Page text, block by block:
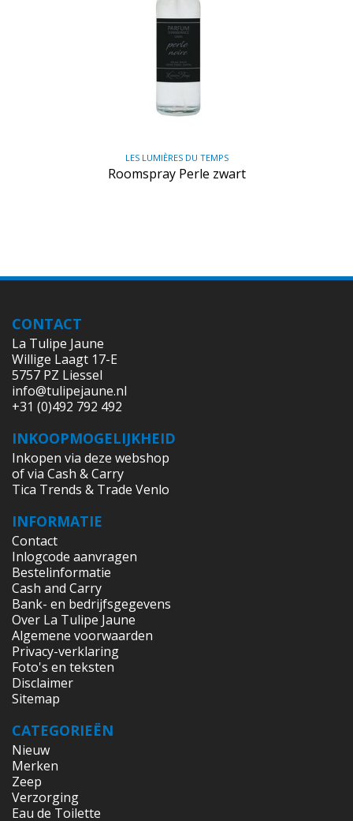
LES LUMIÈRES DU TEMPS
Roomspray Perle zwart
CONTACT
La Tulipe Jaune
Willige Laagt 17-E
5757 PZ Liessel
info@tulipejaune.nl
+31 (0)492 792 492
INKOOPMOGELIJKHEID
Inkopen via deze webshop
of via Cash & Carry
Tica Trends & Trade Venlo
INFORMATIE
Contact
Inlogcode aanvragen
Bestelinformatie
Cash and Carry
Bank- en bedrijfsgegevens
Over La Tulipe Jaune
Algemene voorwaarden
Privacy-verklaring
Foto's en teksten
Disclaimer
Sitemap
CATEGORIEËN
Nieuw
Merken
Zeep
Verzorging
Eau de Toilette